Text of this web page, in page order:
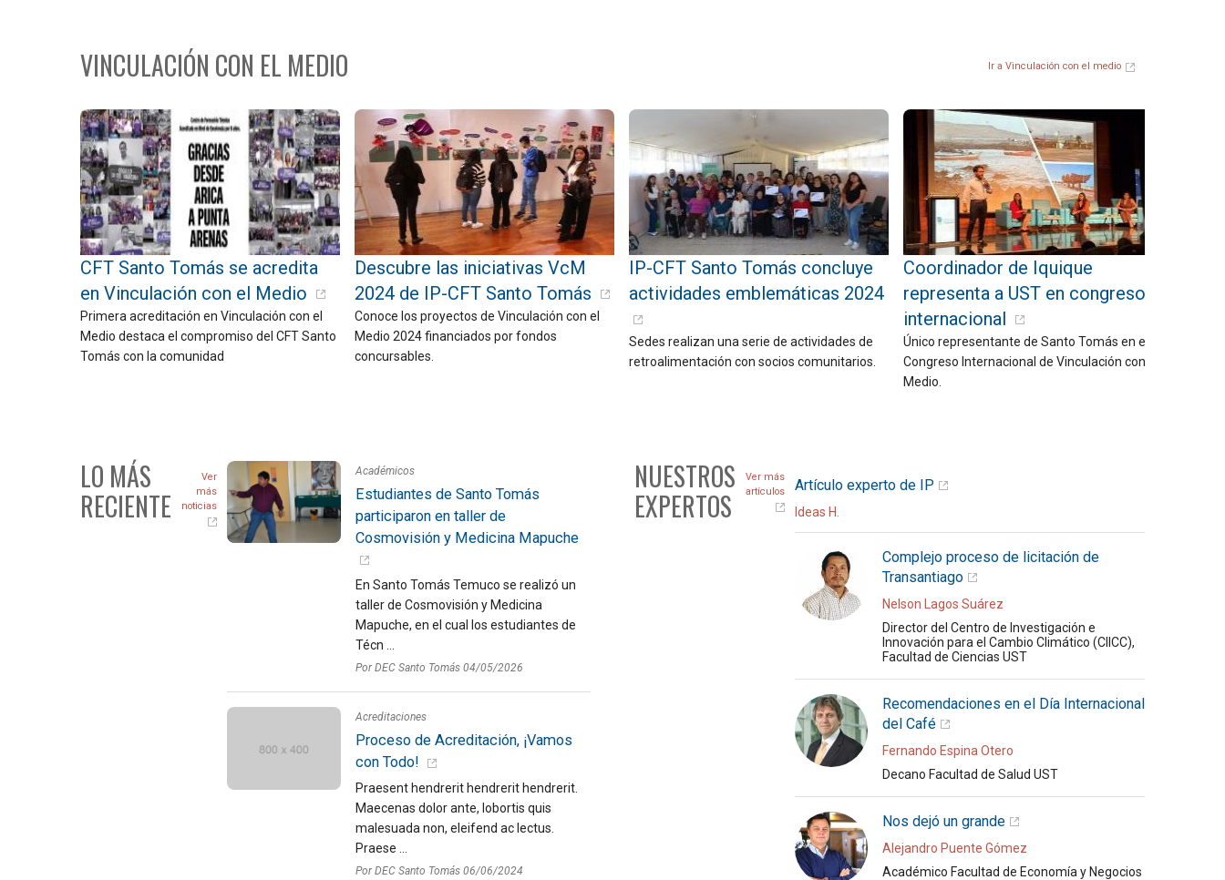
Ir a Vinculación con el medio
VINCULACIÓN CON EL MEDIO
CFT Santo Tomás se acredita
en Vinculación con el Medio
Primera acreditación en Vinculación con el
Medio destaca el compromiso del CFT Santo
Tomás con la comunidad
Descubre las iniciativas VcM
2024 de IP-CFT Santo Tomás
Conoce los proyectos de Vinculación con el
Medio 2024 financiados por fondos
concursables.
IP-CFT Santo Tomás concluye
actividades emblemáticas 2024
Sedes realizan una serie de actividades de
retroalimentación con socios comunitarios.
Coordinador de Iquique
representa a UST en congreso
internacional
Único representante de Santo Tomás en el
Congreso Internacional de Vinculación con el
Medio.
LO MÁS
RECIENTE
Ver
más
noticias
Académicos
Estudiantes de Santo Tomás
participaron en taller de
Cosmovisión y Medicina Mapuche
En Santo Tomás Temuco se realizó un
taller de Cosmovisión y Medicina
Mapuche, en el cual los estudiantes de
Técn ...
Por DEC Santo Tomás 04/05/2026
Acreditaciones
Proceso de Acreditación, ¡Vamos
con Todo!
Praesent hendrerit hendrerit hendrerit.
Maecenas dolor ante, lobortis quis
malesuada non, eleifend ac lectus.
Praese ...
Por DEC Santo Tomás 06/06/2024
NUESTROS
EXPERTOS
Ver más
artículos
Artículo experto de IP
Ideas H.
Complejo proceso de licitación de
Transantiago
Nelson Lagos Suárez
Director del Centro de Investigación e
Innovación para el Cambio Climático (CIICC),
Facultad de Ciencias UST
Recomendaciones en el Día Internacional
del Café
Fernando Espina Otero
Decano Facultad de Salud UST
Nos dejó un grande
Alejandro Puente Gómez
Académico Facultad de Economía y Negocios